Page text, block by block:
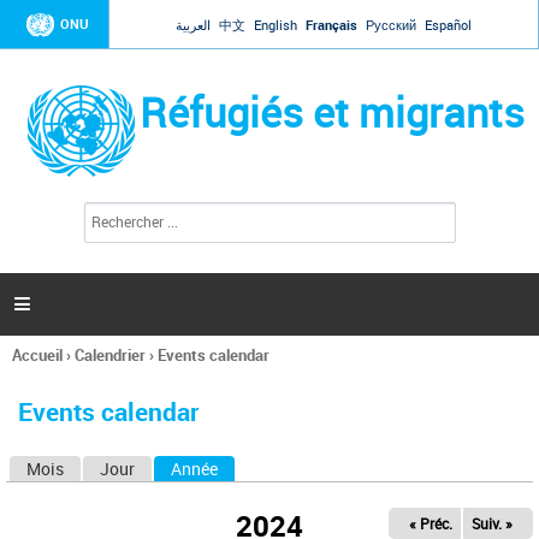
Jump to navigation
ONU العربية 中文 English Français Русский Español
Réfugiés et migrants
l
c
h
e

Vous
ici
Accueil›Calendrier› Events calendar
Events calendar
Mois Jour Année
2024 « Préc. Suiv. »